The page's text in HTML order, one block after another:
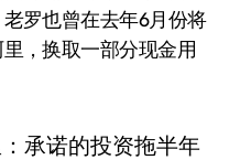
罗也曾在去年6月份将
，换取一部分现金用